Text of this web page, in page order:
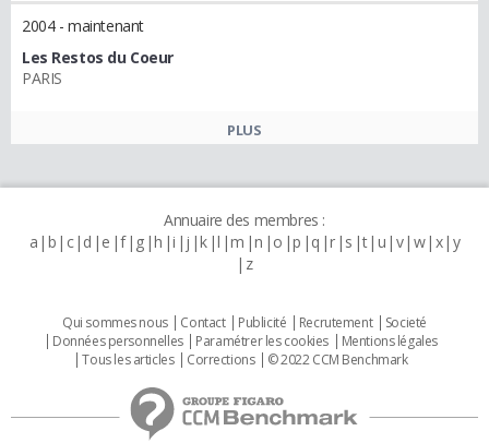
2004 - maintenant
Les Restos du Coeur
PARIS
PLUS
Annuaire des membres :
a b c d e f g h i j k l m n o p q r s t u v w x y
z
Qui sommes nous Contact Publicité Recrutement
Societé
Données personnelles
Paramétrer les cookies
Mentions légales
Tous les articles
Corrections © 2022 CCM Benchmark